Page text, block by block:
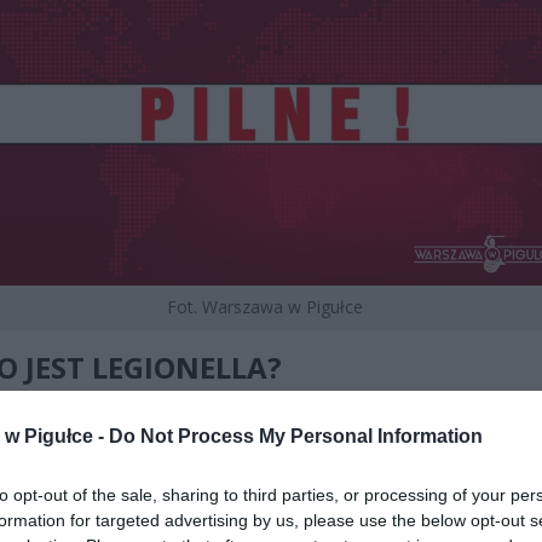
Pigułce - Do Not Process My Personal Information
opt-out of the sale, sharing to third parties, or processing of your
for targeted advertising by us, please use the below opt-out
Fot. Warszawa w Pigułce
JEST LEGIONELLA?
oraz wodociągi. Bakterie te mogą jednak znaleźć się również w
patogenne, ale niektóre z nich, takie jak Legionella pneumophila,
poważne choroby u ludzi, w tym groźną legionellozę.